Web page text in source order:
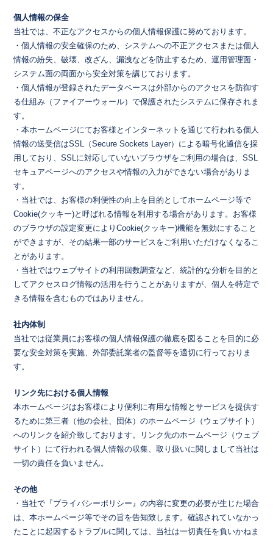
個人情報の保全
当社では、不正なアクセスからの個人情報保護に努めております。
・個人情報の安全確保のため、システムへの不正アクセスまたは個人
情報の紛失、破壊、改ざん、漏洩などを防止するため、運用管理面・
システム面の両面から安全対策を講じております。
・個人情報が登録されたデータベースは外部からのアクセスを防御す
る仕組み（ファイアーウォール）で保護されたシステムに保存されま
す。
・本ホームページにてお客様とインターネットを通じて行われる個人
情報の送受信はSSL（Secure Sockets Layer）による暗号化通信を採
用しており、SSLに対応していないブラウザをご利用の場合は、SSL
セキュアページへのアクセスや情報の入力ができない場合がありま
す。
・当社では、お客様の利便性の向上を目的としてホームページ等で
Cookie(クッキー)と呼ばれる情報を利用する場合があります。お客様
のブラウザの設定変更によりCookie(クッキー)機能を無効にすること
ができますが、その結果一部のサービスをご利用いただけなくなるこ
とがあります。
・当社ではウェブサイトの利用回数調査など、統計的な分析を目的と
してアクセスログ情報の活用を行うことがありますが、個人を特定で
きる情報を含むものではありません。
社内体制
当社では従業員にお客様の個人情報保護の徹底を図ることを目的に必
要な安全対策を実施、外部委託業者の監督等を適切に行っておりま
す。
リンク先における個人情報
本ホームページはお客様により便利に有用な情報とサービスを提供す
るために第三者（他の会社、団体）のホームページ（ウェブサイト）
へのリンクを紹介致しております。リンク先のホームページ（ウェブ
サイト）にて行われる個人情報の収集、取り扱いに関しまして当社は
一切の責任を負いません。
その他
・当社で『プライバシーポリシー』の内容に変更の必要が生じた場合
は、本ホームページ等でその旨を告知致します。確認されていなかっ
たことに起因するトラブルに関しては、当社は一切責任を負いかねま